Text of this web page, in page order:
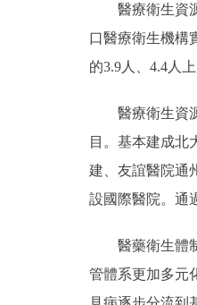
醫療衛生資源
口醫療衛生機構
的3.9人、4.4人
醫療衛生資源
目。基本建成北
建、友誼醫院通
設國際醫院。通
醫藥衛生體制
管體系更加多元